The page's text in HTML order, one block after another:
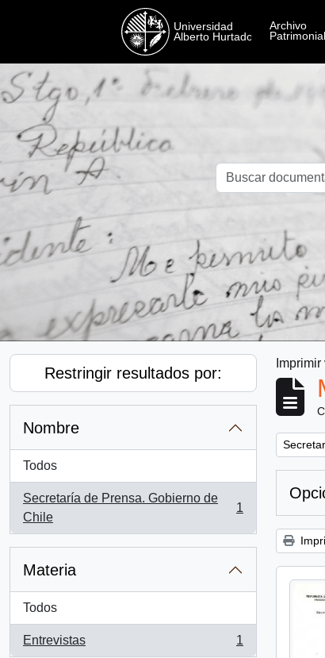
Restringir resultados por:
Nombre
Todos
Secretaría de Prensa. Gobierno de
Chile
, 1 resultados
1
Materia
Todos
Entrevistas
, 1 resultados
1